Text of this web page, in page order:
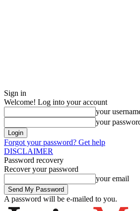
Sign in
Welcome! Log into your account
your
your
Forgot your password? Get help
DISCLAIMER
Password recovery
Recover your password
your email
A password will be e-mailed to you.